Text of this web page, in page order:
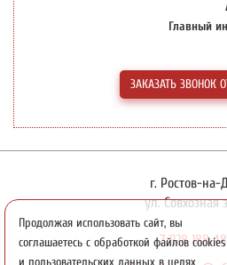
ЗАКАЗАТЬ ЗВОНОК
Главный
г. Ростов-на-
ул. Совхозная
+7 928 188
Продолжая использовать сайт, вы
соглашаетесь с обработкой файлов cookies